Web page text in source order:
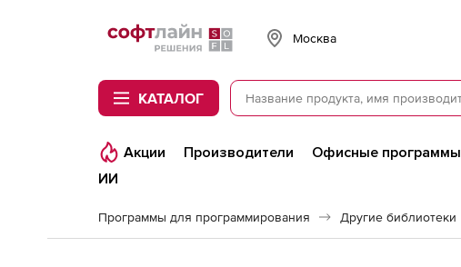
Softline
Москва
КАТАЛОГ
Акции Производители Офисные программы
ИИ
Программы для программирования Другие библиотеки